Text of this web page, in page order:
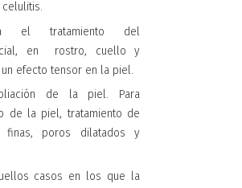
el tratamiento del
en rostro, cuello y
efecto tensor en la piel.
de la piel. Para
de la piel, tratamiento de
finas, poros dilatados y
casos en los que la